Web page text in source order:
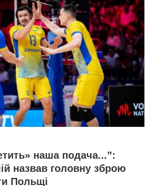
наша подача...”:
назвав головну зброю
Польщі